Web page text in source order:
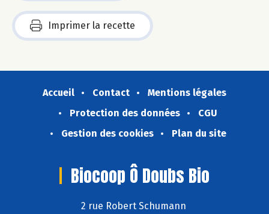
Imprimer la recette
Accueil Contact
Mentions légales
Protection des données
CGU
Gestion des cookies
Plan du site
Biocoop Ô Doubs Bio
2 rue Robert Schumann